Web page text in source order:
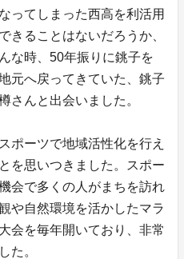
ってしまった西高を利活用
きることはないだろうか、
な時、50年振りに銚子を
元へ戻ってきていた、銚子
さんと出会いました。
ポーツで地域活性化を行え
を思いつきました。スポー
会で多くの人がまちを訪れ
や自然環境を活かしたマラ
会を毎年開いており、非常
た。